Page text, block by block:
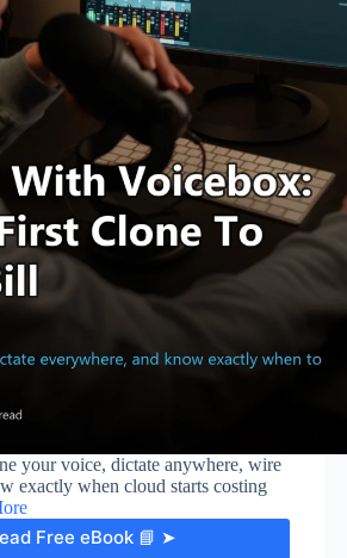
your voice, dictate anywhere, wire
exactly when cloud starts costing
Free eBook 📘 ➤